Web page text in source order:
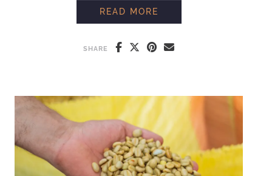
READ MORE
SHARE